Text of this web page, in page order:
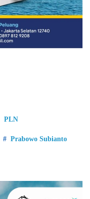
PLN
Prabowo Subianto